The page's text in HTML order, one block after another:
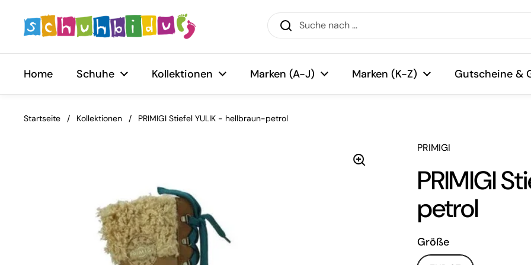
Home Schuhe Kollektionen Marken (A-J) Marken (K-Z) Gutscheine &
Startseite / Kollektionen / PRIMIGI Stiefel YULIK - hellbraun-petrol
PRIMIGI
PRIMIGI
petrol
Größe